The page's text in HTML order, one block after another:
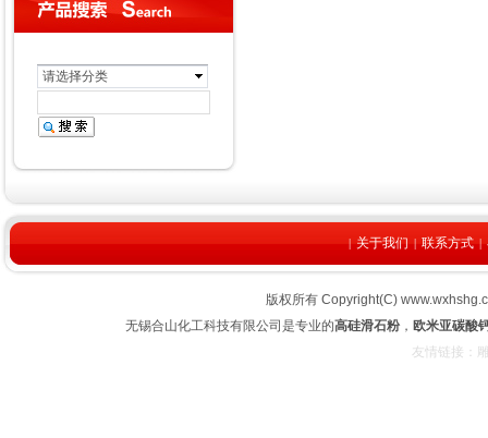
请选择分类
|关于我们 |联系方式 |
版权所有 Copyright(C)
无锡合山化工科技有限公司是专业的高硅滑石粉， 欧米亚碳酸
友情链接：